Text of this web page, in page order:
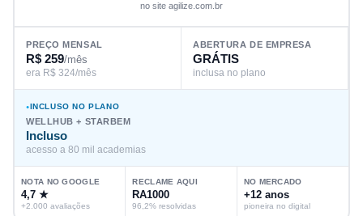
no site agilize.com.br
PREÇO MENSAL
R$ 259/mês
era R$ 324/mês
ABERTURA DE EMPRESA
GRÁTIS
inclusa no plano
INCLUSO NO PLANO
WELLHUB + STARBEM
Incluso
acesso a 80 mil academias
NOTA NO GOOGLE
4,7 ★
+2.000 avaliações
RECLAME AQUI
RA1000
96,2% resolvidas
NO MERCADO
+12 anos
pioneira no digital